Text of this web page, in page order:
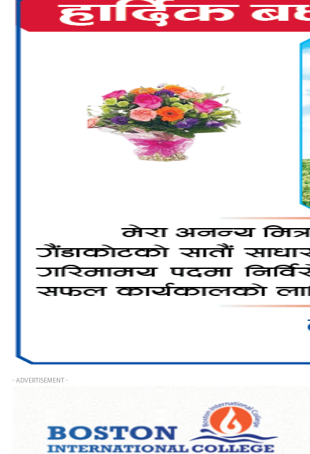
- ADVERTISEMENT -